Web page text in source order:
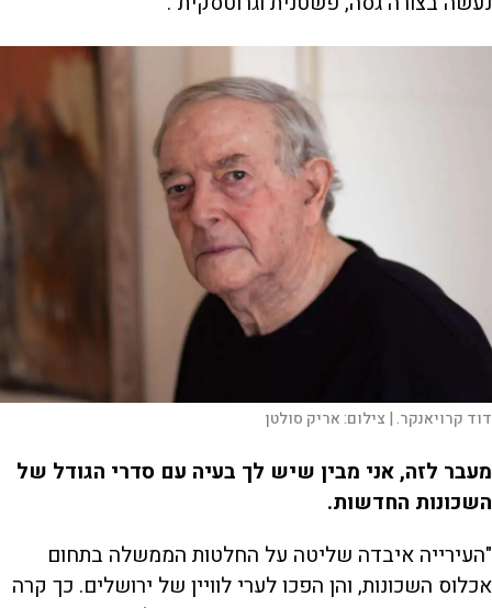
דוד קרויאנקר. | צילום:אריק סולטן
מעבר לזה, אני מבין שיש לך בעיה עם סדרי הגודל של
השכונות החדשות.
"העירייה איבדה שליטה על החלטות הממשלה בתחום
אכלוס השכונות, והן הפכו לערי לוויין של ירושלים. כך קרה